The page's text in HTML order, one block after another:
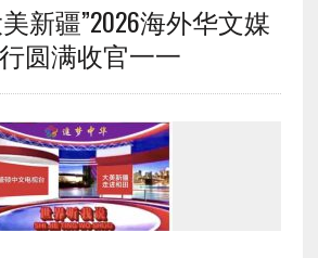
新疆”2026海外华文媒
圆满收官一一